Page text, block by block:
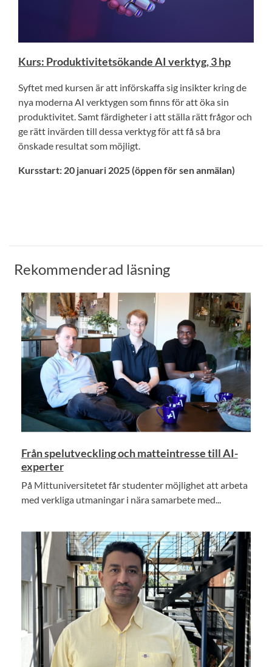
Kurs: Produktivitetsökande AI verktyg, 3 hp
Syftet med kursen är att införskaffa sig insikter kring de
nya moderna AI verktygen som finns för att öka sin
produktivitet. Samt färdigheter i att ställa rätt frågor och
ge rätt invärden till dessa verktyg för att få så bra
önskade resultat som möjligt.
Kursstart: 20 januari 2025 (öppen för sen anmälan)
Rekommenderad läsning
Från spelutveckling och matteintresse till AI-
experter
På Mittuniversitetet får studenter möjlighet att arbeta
med verkliga utmaningar i nära samarbete med...